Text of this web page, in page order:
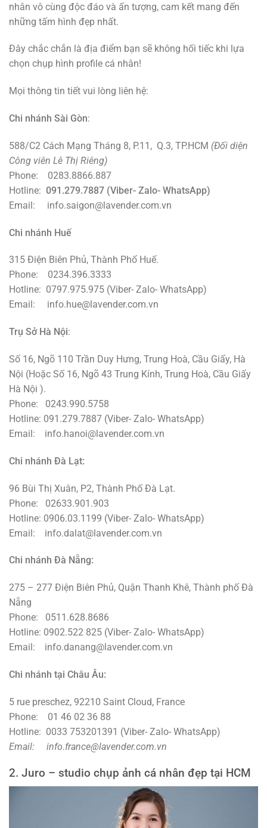
nhân vô cùng độc đáo và ấn tượng, cam kết mang đến
những tấm hình đẹp nhất.
Đây chắc chắn là địa điểm bạn sẽ không hối tiếc khi lựa
chọn chụp hình profile cá nhân!
Mọi thông tin tiết vui lòng liên hệ:
Chi nhánh Sài Gòn:
588/C2 Cách Mạng Tháng 8, P.11, Q.3, TP.HCM (Đối diện
Công viên Lê Thị Riêng)
Phone: 0283.8866.887
Hotline: 091.279.7887 (Viber- Zalo- WhatsApp)
Email: info.saigon@lavender.com.vn
Chi nhánh Huế
315 Điện Biên Phủ, Thành Phố Huế.
Phone: 0234.396.3333
Hotline: 0797.975.975 (Viber- Zalo- WhatsApp)
Email: info.hue@lavender.com.vn
Trụ Sở Hà Nội:
Số 16, Ngõ 110 Trần Duy Hưng, Trung Hoà, Cầu Giấy, Hà
Nội (Hoặc Số 16, Ngõ 43 Trung Kính, Trung Hoà, Cầu Giấy
Hà Nội ).
Phone: 0243.990.5758
Hotline: 091.279.7887 (Viber- Zalo- WhatsApp)
Email: info.hanoi@lavender.com.vn
Chi nhánh Đà Lạt:
96 Bùi Thị Xuân, P2, Thành Phố Đà Lạt.
Phone: 02633.901.903
Hotline: 0906.03.1199 (Viber- Zalo- WhatsApp)
Email: info.dalat@lavender.com.vn
Chi nhánh Đà Nẵng:
275 – 277 Điện Biên Phủ, Quận Thanh Khê, Thành phố Đà
Nẵng
Phone: 0511.628.8686
Hotline: 0902.522 825 (Viber- Zalo- WhatsApp)
Email: info.danang@lavender.com.vn
Chi nhánh tại Châu Âu:
5 rue preschez, 92210 Saint Cloud, France
Phone: 01 46 02 36 88
Hotline: 0033 753201391 (Viber- Zalo- WhatsApp)
Email: info.france@lavender.com.vn
2. Juro – studio chụp ảnh cá nhân đẹp tại HCM